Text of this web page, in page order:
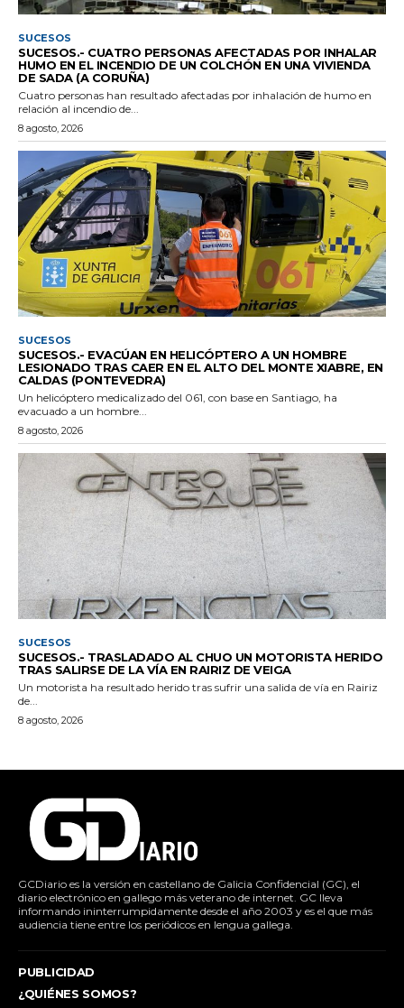
SUCESOS
SUCESOS.- CUATRO PERSONAS AFECTADAS POR INHALAR
HUMO EN EL INCENDIO DE UN COLCHÓN EN UNA VIVIENDA
DE SADA (A CORUÑA)
Cuatro personas han resultado afectadas por inhalación de humo en
relación al incendio de...
8 agosto, 2026
SUCESOS
SUCESOS.- EVACÚAN EN HELICÓPTERO A UN HOMBRE
LESIONADO TRAS CAER EN EL ALTO DEL MONTE XIABRE, EN
CALDAS (PONTEVEDRA)
Un helicóptero medicalizado del 061, con base en Santiago, ha
evacuado a un hombre...
8 agosto, 2026
SUCESOS
SUCESOS.- TRASLADADO AL CHUO UN MOTORISTA HERIDO
TRAS SALIRSE DE LA VÍA EN RAIRIZ DE VEIGA
Un motorista ha resultado herido tras sufrir una salida de vía en Rairiz
de...
8 agosto, 2026
GCDiario es la versión en castellano de Galicia Confidencial (GC), el
diario electrónico en gallego más veterano de internet. GC lleva
informando ininterrumpidamente desde el año 2003 y es el que más
audiencia tiene entre los periódicos en lengua gallega.
PUBLICIDAD
¿QUIÉNES SOMOS?